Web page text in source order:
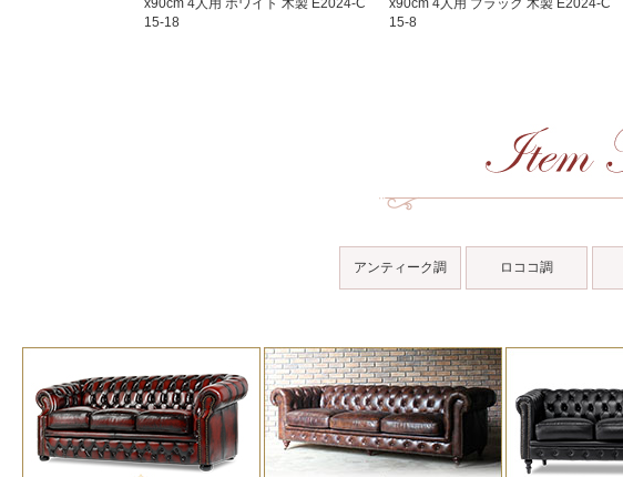
15-18
15-8
アンティーク調 ロココ調